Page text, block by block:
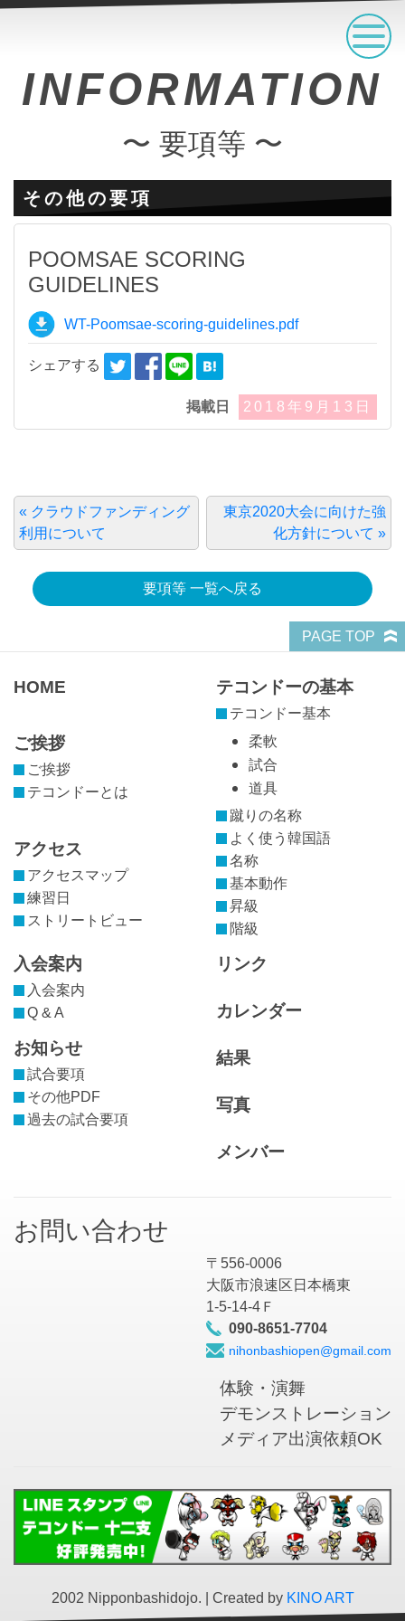
INFORMATION
〜 要項等 〜
その他の要項
POOMSAE SCORING
GUIDELINES
WT-Poomsae-scoring-guidelines.pdf
シェアする
掲載日 2018年9月13日
« クラウドファンディング
利用について
東京2020大会に向けた強
化方針について »
要項等 一覧へ戻る
HOME
ご挨拶
ご挨拶
テコンドーとは
アクセス
アクセスマップ
練習日
ストリートビュー
テコンドーの基本
テコンドー基本
柔軟
試合
道具
蹴りの名称
よく使う韓国語
名称
基本動作
昇級
階級
入会案内
入会案内
Q & A
お知らせ
試合要項
その他PDF
過去の試合要項
リンク
カレンダー
結果
写真
メンバー
お問い合わせ
〒556-0006
大阪市浪速区日本橋東
1-5-14-4Ｆ
090-8651-7704
nihonbashiopen@gmail.com
体験・演舞
デモンストレーション
メディア出演依頼OK
PAGE TOP
2002 Nipponbashidojo. | Created by KINO ART